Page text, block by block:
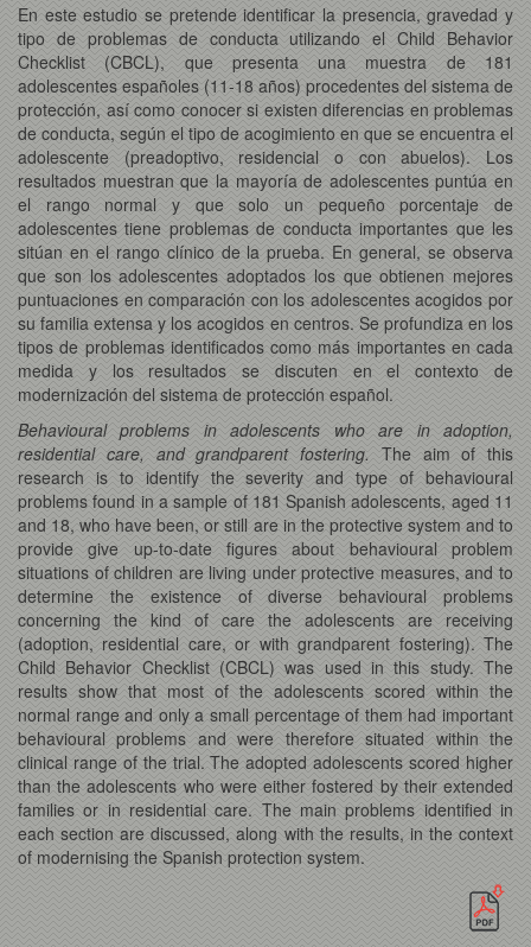
En este estudio se pretende identificar la presencia, gravedad y
tipo de problemas de conducta utilizando el Child Behavior
Checklist (CBCL), que presenta una muestra de 181
adolescentes españoles (11-18 años) procedentes del sistema de
protección, así como conocer si existen diferencias en problemas
de conducta, según el tipo de acogimiento en que se encuentra el
adolescente (preadoptivo, residencial o con abuelos). Los
resultados muestran que la mayoría de adolescentes puntúa en
el rango normal y que solo un pequeño porcentaje de
adolescentes tiene problemas de conducta importantes que les
sitúan en el rango clínico de la prueba. En general, se observa
que son los adolescentes adoptados los que obtienen mejores
puntuaciones en comparación con los adolescentes acogidos por
su familia extensa y los acogidos en centros. Se profundiza en los
tipos de problemas identificados como más importantes en cada
medida y los resultados se discuten en el contexto de
modernización del sistema de protección español.
Behavioural problems in adolescents who are in adoption,
residential care, and grandparent fostering. The aim of this
research is to identify the severity and type of behavioural
problems found in a sample of 181 Spanish adolescents, aged 11
and 18, who have been, or still are in the protective system and to
provide give up-to-date figures about behavioural problem
situations of children are living under protective measures, and to
determine the existence of diverse behavioural problems
concerning the kind of care the adolescents are receiving
(adoption, residential care, or with grandparent fostering). The
Child Behavior Checklist (CBCL) was used in this study. The
results show that most of the adolescents scored within the
normal range and only a small percentage of them had important
behavioural problems and were therefore situated within the
clinical range of the trial. The adopted adolescents scored higher
than the adolescents who were either fostered by their extended
families or in residential care. The main problems identified in
each section are discussed, along with the results, in the context
of modernising the Spanish protection system.